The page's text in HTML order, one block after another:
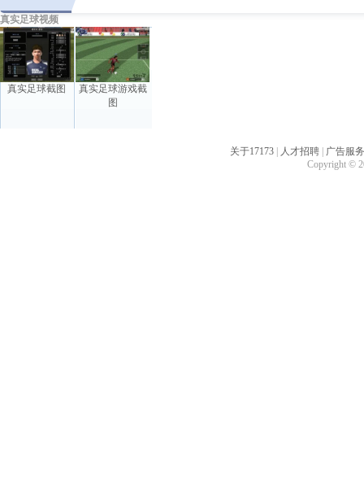
真实足球视频
真实足球截图
真实足球游戏截
图
关于17173 人才招聘
广告服务
Copyright ©